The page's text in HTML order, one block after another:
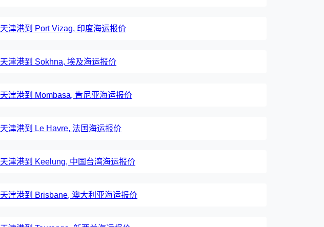
天津港到 Port Vizag, 印度海运报价
天津港到 Sokhna, 埃及海运报价
天津港到 Mombasa, 肯尼亚海运报价
天津港到 Le Havre, 法国海运报价
天津港到 Keelung, 中国台湾海运报价
天津港到 Brisbane, 澳大利亚海运报价